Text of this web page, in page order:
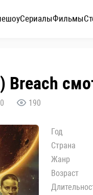
СериалыФильмы
Breach
190
Год
Страна
Жанр
Возраст